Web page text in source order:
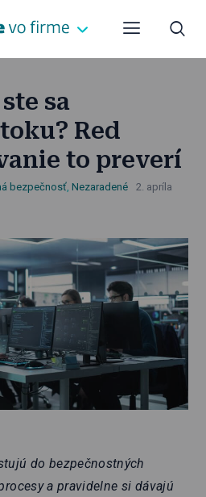
sa
Red
to preverí
bezpečnosť ,Nezaradené
2. apríla
do bezpečnostných
a pravidelne si dávajú